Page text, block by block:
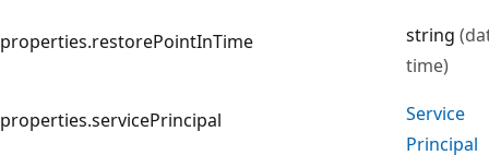
properties.restorePointInTime string
time)
properties.servicePrincipal
Service
Principal